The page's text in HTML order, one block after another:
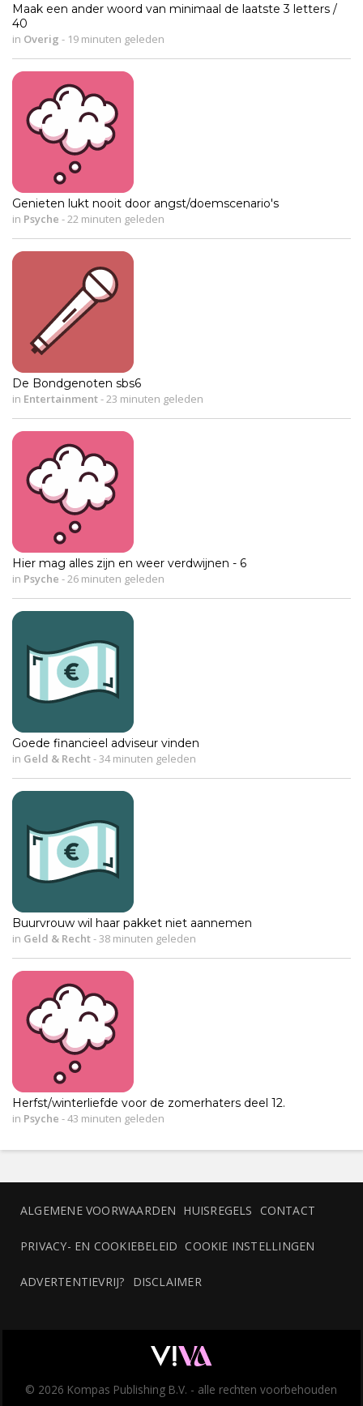
Maak een ander woord van minimaal de laatste 3 letters /
40
in Overig - 19 minuten geleden
Genieten lukt nooit door angst/doemscenario's
in Psyche - 22 minuten geleden
De Bondgenoten sbs6
in Entertainment- 23 minuten geleden
Hier mag alles zijn en weer verdwijnen - 6
in Psyche - 26 minuten geleden
Goede financieel adviseur vinden
in Geld & Recht- 34 minuten geleden
Buurvrouw wil haar pakket niet aannemen
in Geld & Recht- 38 minuten geleden
Herfst/winterliefde voor de zomerhaters deel 12.
in Psyche -43 minuten geleden
ALGEMENE VOORWAARDEN HUISREGELS CONTACT
PRIVACY- EN COOKIEBELEID COOKIE INSTELLINGEN
ADVERTENTIEVRIJ? DISCLAIMER
© 2026 Kompas Publishing B.V. - alle rechten voorbehouden